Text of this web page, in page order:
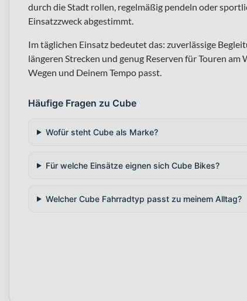
durch die Stadt rollen, regelmäßig pendeln oder
Einsatzzweck abgestimmt.
Im täglichen Einsatz bedeutet das: zuverlässige
längeren Strecken und genug Reserven für Touren
Wegen und Deinem Tempo passt.
Häufige Fragen zu Cube
Wofür steht Cube als Marke?
Für welche Einsätze eignen sich Cube Bikes?
Welcher Cube Fahrradtyp passt zu meinem Alltag?